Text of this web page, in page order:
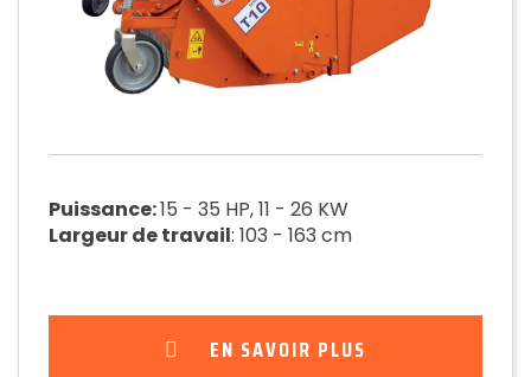
Puissance:15 - 35 HP, 11 - 26 KW
Largeur de travail: 103 - 163 cm
EN SAVOIR PLUS